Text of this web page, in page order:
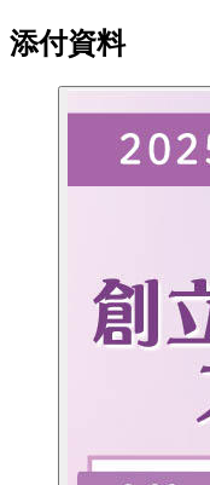
添付資料